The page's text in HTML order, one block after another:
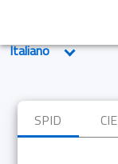
SPID CIE